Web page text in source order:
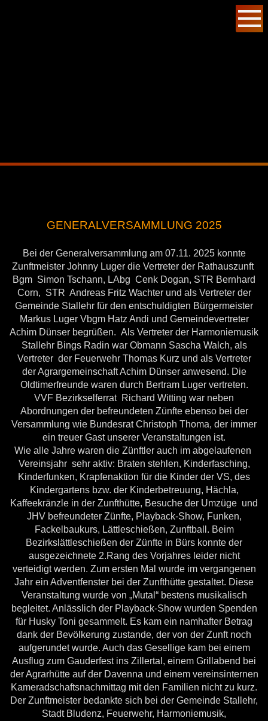
GENERALVERSAMMLUNG 2025
Bei der Generalversammlung am 07.11. 2025 konnte
Zunftmeister Johnny Luger die Vertreter der Rathauszunft
Bgm Simon Tschann, LAbg Cenk Dogan, STR Bernhard
Corn, STR Andreas Fritz Wachter und als Vertreter der
Gemeinde Stallehr für den entschuldigten Bürgermeister
Markus Luger Vbgm Hatz Andi und Gemeindevertreter
Achim Dünser begrüßen. Als Vertreter der Harmoniemusik
Stallehr Bings Radin war Obmann Sascha Walch, als
Vertreter der Feuerwehr Thomas Kurz und als Vertreter
der Agrargemeinschaft Achim Dünser anwesend. Die
Oldtimerfreunde waren durch Bertram Luger vertreten.
VVF Bezirkselferrat Richard Witting war neben
Abordnungen der befreundeten Zünfte ebenso bei der
Versammlung wie Bundesrat Christoph Thoma, der immer
ein treuer Gast unserer Veranstaltungen ist.
Wie alle Jahre waren die Zünftler auch im abgelaufenen
Vereinsjahr sehr aktiv: Braten stehlen, Kinderfasching,
Kinderfunken, Krapfenaktion für die Kinder der VS, des
Kindergartens bzw. der Kinderbetreuung, Hächla,
Kaffeekränzle in der Zunfthütte, Besuche der Umzüge und
JHV befreundeter Zünfte, Playback-Show, Funken,
Fackelbaukurs, Lättleschießen, Zunftball. Beim
Bezirkslättleschießen der Zünfte in Bürs konnte der
ausgezeichnete 2.Rang des Vorjahres leider nicht
verteidigt werden. Zum ersten Mal wurde im vergangenen
Jahr ein Adventfenster bei der Zunfthütte gestaltet. Diese
Veranstaltung wurde von „Mutal“ bestens musikalisch
begleitet. Anlässlich der Playback-Show wurden Spenden
für Husky Toni gesammelt. Es kam ein namhafter Betrag
dank der Bevölkerung zustande, der von der Zunft noch
aufgerundet wurde. Auch das Gesellige kam bei einem
Ausflug zum Gauderfest ins Zillertal, einem Grillabend bei
der Agrarhütte auf der Davenna und einem vereinsinternen
Kameradschaftsnachmittag mit den Familien nicht zu kurz.
Der Zunftmeister bedankte sich bei der Gemeinde Stallehr,
Stadt Bludenz, Feuerwehr, Harmoniemusik,